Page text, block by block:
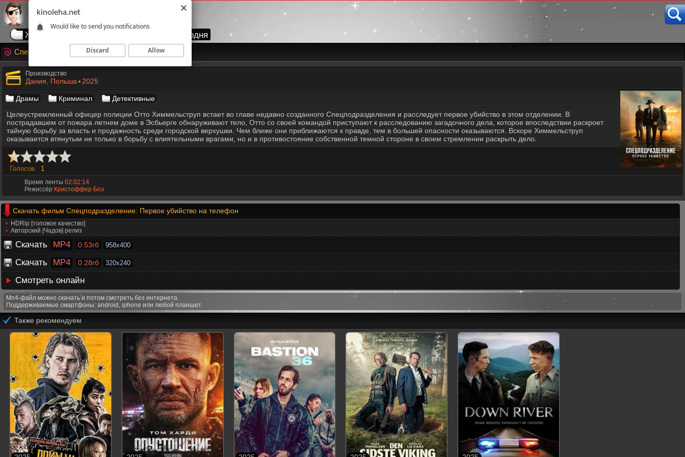
Жанры Топ сегодня
Спецподразделение: Первое убийство
Производство
Дания, Польша • 2025
Драмы Криминал
Детективные
Целеустремленный офицер полиции Отто Химмельструп встает во главе недавно созданного Спецподразделения и расследует первое убийство в этом отделении. В
пострадавшем от пожара летнем доме в Эсбьерге обнаруживают тело, Отто со своей командой приступают к расследованию загадочного дела, которое впоследствии раскроет
тайную борьбу за власть и продажность среди городской верхушки. Чем ближе они приближаются к правде, тем в большей опасности оказываются. Вскоре Химмельструп
оказывается втянутым не только в борьбу с влиятельными врагами, но и в противостояние собственной темной стороне в своем стремлении раскрыть дело.
Голосов 1
Время ленты 02:02:14
Режиссёр Кристоффер Боэ
Скачать фильм Спецподразделение: Первое убийство на телефон
HDRip [топовое качество]
Авторский [Чадов] релиз
Скачать MP4 0.53гб 958x400
Скачать MP4 0.28гб 320x240
Смотреть онлайн
Мп4-файл можно скачать и потом смотреть без интернета.
Поддерживаемые смартфоны: android, iphone или любой планшет.
Также рекомендуем
kinoleha.net
Would like to send you notifications
Discard Allow